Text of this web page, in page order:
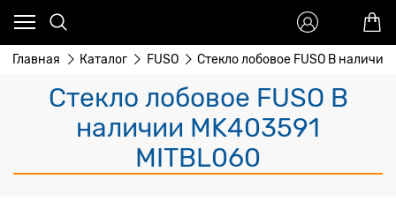
Главная Каталог FUSO Стекло лобовое FUSO В наличии
Стекло лобовое FUSO В
наличии MK403591
MITBL060